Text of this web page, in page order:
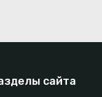
сайта